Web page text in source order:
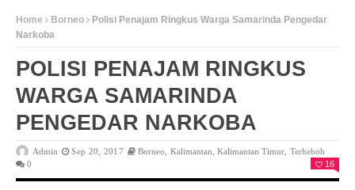
Home Borneo
Polisi Penajam Ringkus Warga Samarinda Pengedar
Narkoba
POLISI PENAJAM RINGKUS
WARGA SAMARINDA
PENGEDAR NARKOBA
Admin Sep 20, 2017 Borneo, Kalimantan,Kalimantan Timur,Terheboh
0
16